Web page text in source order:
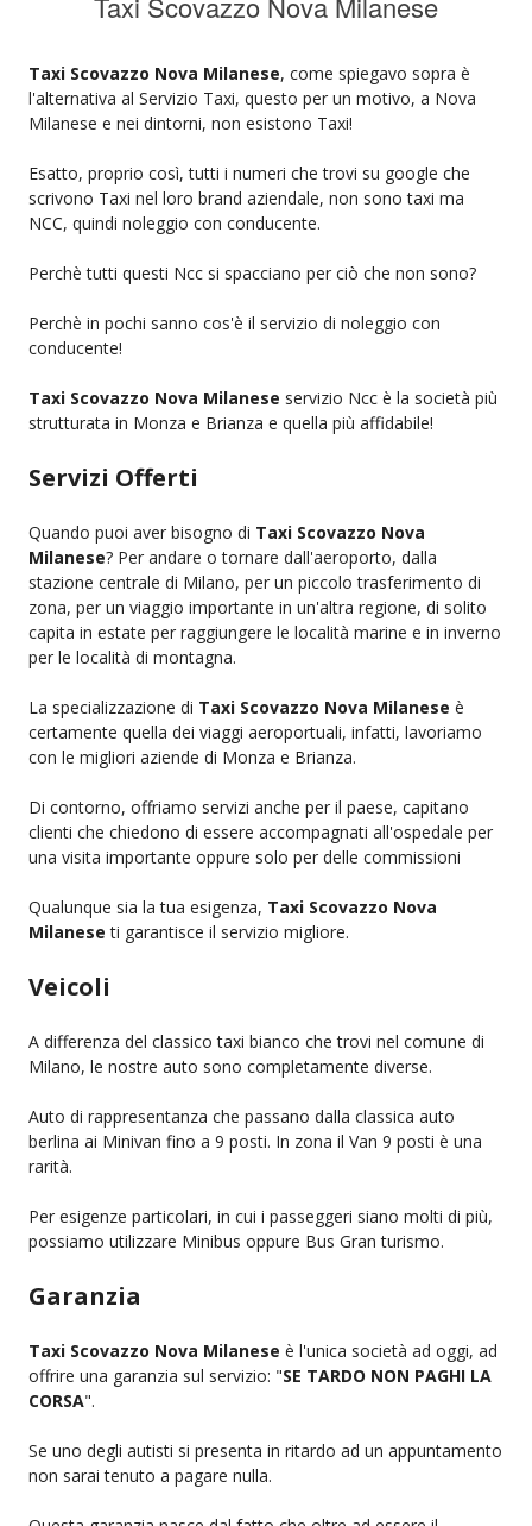
Taxi Scovazzo Nova Milanese, come spiegavo sopra è
l'alternativa al Servizio Taxi, questo per un motivo, a Nova
Milanese e nei dintorni, non esistono Taxi!
Esatto, proprio così, tutti i numeri che trovi su google che
scrivono Taxi nel loro brand aziendale, non sono taxi ma
NCC, quindi noleggio con conducente.
Perchè tutti questi Ncc si spacciano per ciò che non sono?
Perchè in pochi sanno cos'è il servizio di noleggio con
conducente!
Taxi Scovazzo Nova Milanese servizio Ncc è la società più
strutturata in Monza e Brianza e quella più affidabile!
Servizi Offerti
Quando puoi aver bisogno di Taxi Scovazzo Nova
Milanese? Per andare o tornare dall'aeroporto, dalla
stazione centrale di Milano, per un piccolo trasferimento di
zona, per un viaggio importante in un'altra regione, di solito
capita in estate per raggiungere le località marine e in inverno
per le località di montagna.
La specializzazione di Taxi Scovazzo Nova Milanese è
certamente quella dei viaggi aeroportuali, infatti, lavoriamo
con le migliori aziende di Monza e Brianza.
Di contorno, offriamo servizi anche per il paese, capitano
clienti che chiedono di essere accompagnati all'ospedale per
una visita importante oppure solo per delle commissioni
Qualunque sia la tua esigenza, Taxi Scovazzo Nova
Milanese ti garantisce il servizio migliore.
Veicoli
A differenza del classico taxi bianco che trovi nel comune di
Milano, le nostre auto sono completamente diverse.
Auto di rappresentanza che passano dalla classica auto
berlina ai Minivan fino a 9 posti. In zona il Van 9 posti è una
rarità.
Per esigenze particolari, in cui i passeggeri siano molti di più,
possiamo utilizzare Minibus oppure Bus Gran turismo.
Garanzia
Taxi Scovazzo Nova Milanese è l'unica società ad oggi, ad
offrire una garanzia sul servizio: "SE TARDO NON PAGHI LA
CORSA".
Se uno degli autisti si presenta in ritardo ad un appuntamento
non sarai tenuto a pagare nulla.